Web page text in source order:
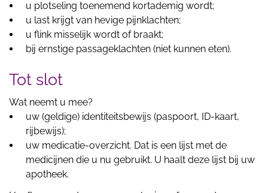
u plotseling toenemend kortademig wordt;
u last krijgt van hevige pijnklachten;
u flink misselijk wordt of braakt;
bij ernstige passageklachten (niet kunnen eten).
Tot slot
Wat neemt u mee?
uw (geldige) identiteitsbewijs (paspoort, ID-kaart,
rijbewijs);
uw medicatie-overzicht. Dat is een lijst met de
medicijnen die u nu gebruikt. U haalt deze lijst bij uw
apotheek.